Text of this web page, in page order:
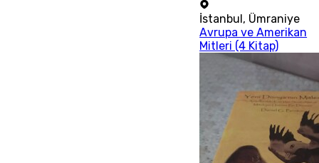
İstanbul , Ümraniye
Avrupa ve Amerikan
Mitleri (4 Kitap)